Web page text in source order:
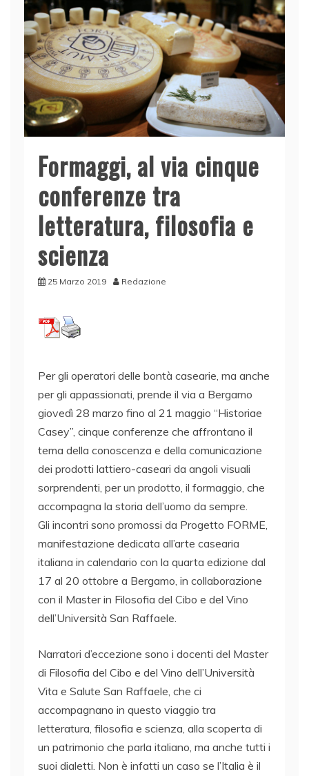
Formaggi, al via cinque
conferenze tra
letteratura, filosofia e
scienza
25 Marzo 2019 Redazione
Per gli operatori delle bontà casearie, ma anche
per gli appassionati, prende il via a Bergamo
giovedì 28 marzo fino al 21 maggio “Historiae
Casey”, cinque conferenze che affrontano il
tema della conoscenza e della comunicazione
dei prodotti lattiero-caseari da angoli visuali
sorprendenti, per un prodotto, il formaggio, che
accompagna la storia dell’uomo da sempre.
Gli incontri sono promossi da Progetto FORME,
manifestazione dedicata all’arte casearia
italiana in calendario con la quarta edizione dal
17 al 20 ottobre a Bergamo, in collaborazione
con il Master in Filosofia del Cibo e del Vino
dell’Università San Raffaele.
Narratori d’eccezione sono i docenti del Master
di Filosofia del Cibo e del Vino dell’Università
Vita e Salute San Raffaele, che ci
accompagnano in questo viaggio tra
letteratura, filosofia e scienza, alla scoperta di
un patrimonio che parla italiano, ma anche tutti i
suoi dialetti. Non è infatti un caso se l’Italia è il